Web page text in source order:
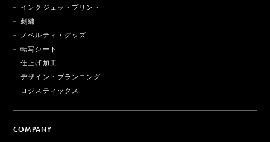
インクジェットプリント
刺繍
ノベルティ・グッズ
転写シート
仕上げ加工
デザイン・プランニング
ロジスティックス
COMPANY